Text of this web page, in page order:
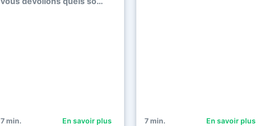
7 min. En savoir plus 7 min. En savoir plus